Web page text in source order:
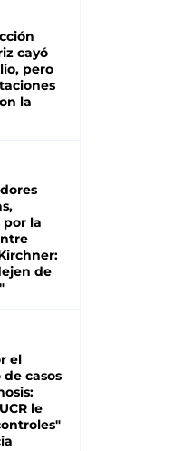
cayó
pero
la
por la
de
el
casos
le